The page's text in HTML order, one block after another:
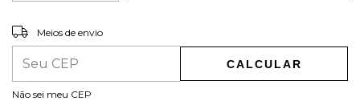
Entregas para o CEP:
Meios de envio
CALCULAR
Não sei meu CEP